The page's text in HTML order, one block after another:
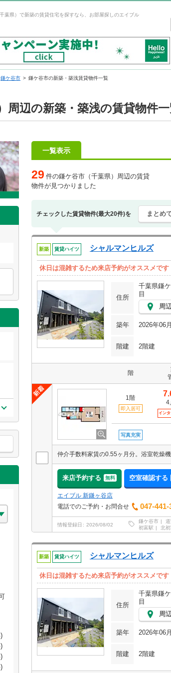
葉県）で新築の賃貸住宅を探すなら、お部屋探しのエイブル
鎌ケ谷市 鎌ケ谷市の新築・築浅賃貸物件一覧
周辺の新築・築浅の賃貸物件
一覧表示
29 件の鎌ケ谷市（千葉県）周辺の賃貸
物件が見つかりました
チェックした賃貸物件(最大20件)を まとめ
新築 賃貸ハイツ シャルマンヒルズ
休日は混雑するため来店予約がオススメです
住所
千葉県鎌
目
周
築年 2026年06
階建 2階建
階
1階
即入居可
イン
写真充実
来店予約する 無料 空室確認する
エイブル 新鎌ヶ谷店
電話でのご予約・お問合せ
047-441-
情報登録日 2026/08/02
鎌ケ谷市
初富駅
北
新築 賃貸ハイツ シャルマンヒルズ
休日は混雑するため来店予約がオススメです
住所
千葉県鎌
目
周
築年 2026年06
階建 2階建